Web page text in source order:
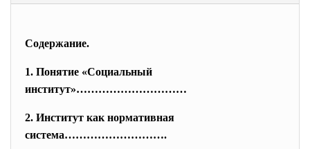
Содержание.
1. Понятие «Социальный
институт»…………………………
2. Институт как нормативная
система……………………….